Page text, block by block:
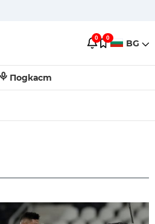
0 0 BG
Подкаст